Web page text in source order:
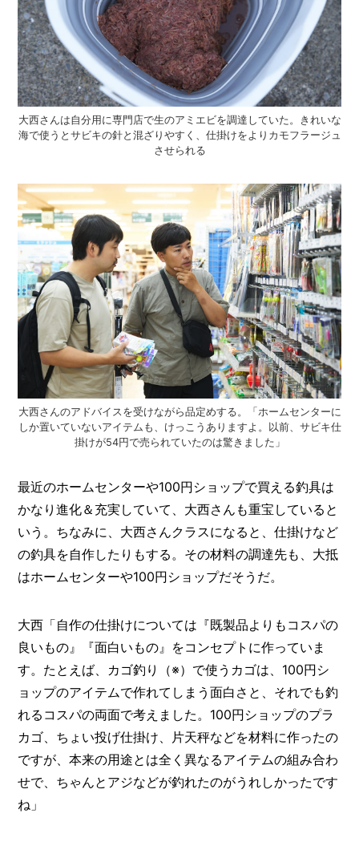
大西さんは自分用に専門店で生のアミエビを調達していた。きれいな
海で使うとサビキの針と混ざりやすく、仕掛けをよりカモフラージュ
させられる
大西さんのアドバイスを受けながら品定めする。「ホームセンターに
しか置いていないアイテムも、けっこうありますよ。以前、サビキ仕
掛けが54円で売られていたのは驚きました」
最近のホームセンターや100円ショップで買える釣具は
かなり進化＆充実していて、大西さんも重宝していると
いう。ちなみに、大西さんクラスになると、仕掛けなど
の釣具を自作したりもする。その材料の調達先も、大抵
はホームセンターや100円ショップだそうだ。
大西「自作の仕掛けについては『既製品よりもコスパの
良いもの』『面白いもの』をコンセプトに作っていま
す。たとえば、カゴ釣り（※）で使うカゴは、100円シ
ョップのアイテムで作れてしまう面白さと、それでも釣
れるコスパの両面で考えました。100円ショップのプラ
カゴ、ちょい投げ仕掛け、片天秤などを材料に作ったの
ですが、本来の用途とは全く異なるアイテムの組み合わ
せで、ちゃんとアジなどが釣れたのがうれしかったです
ね」